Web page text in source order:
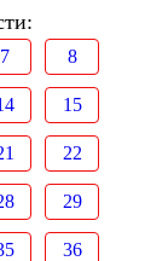
7 8
15
22
29
36